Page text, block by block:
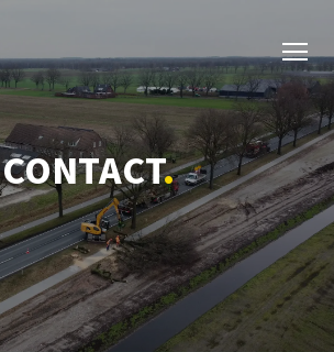
CONTACT